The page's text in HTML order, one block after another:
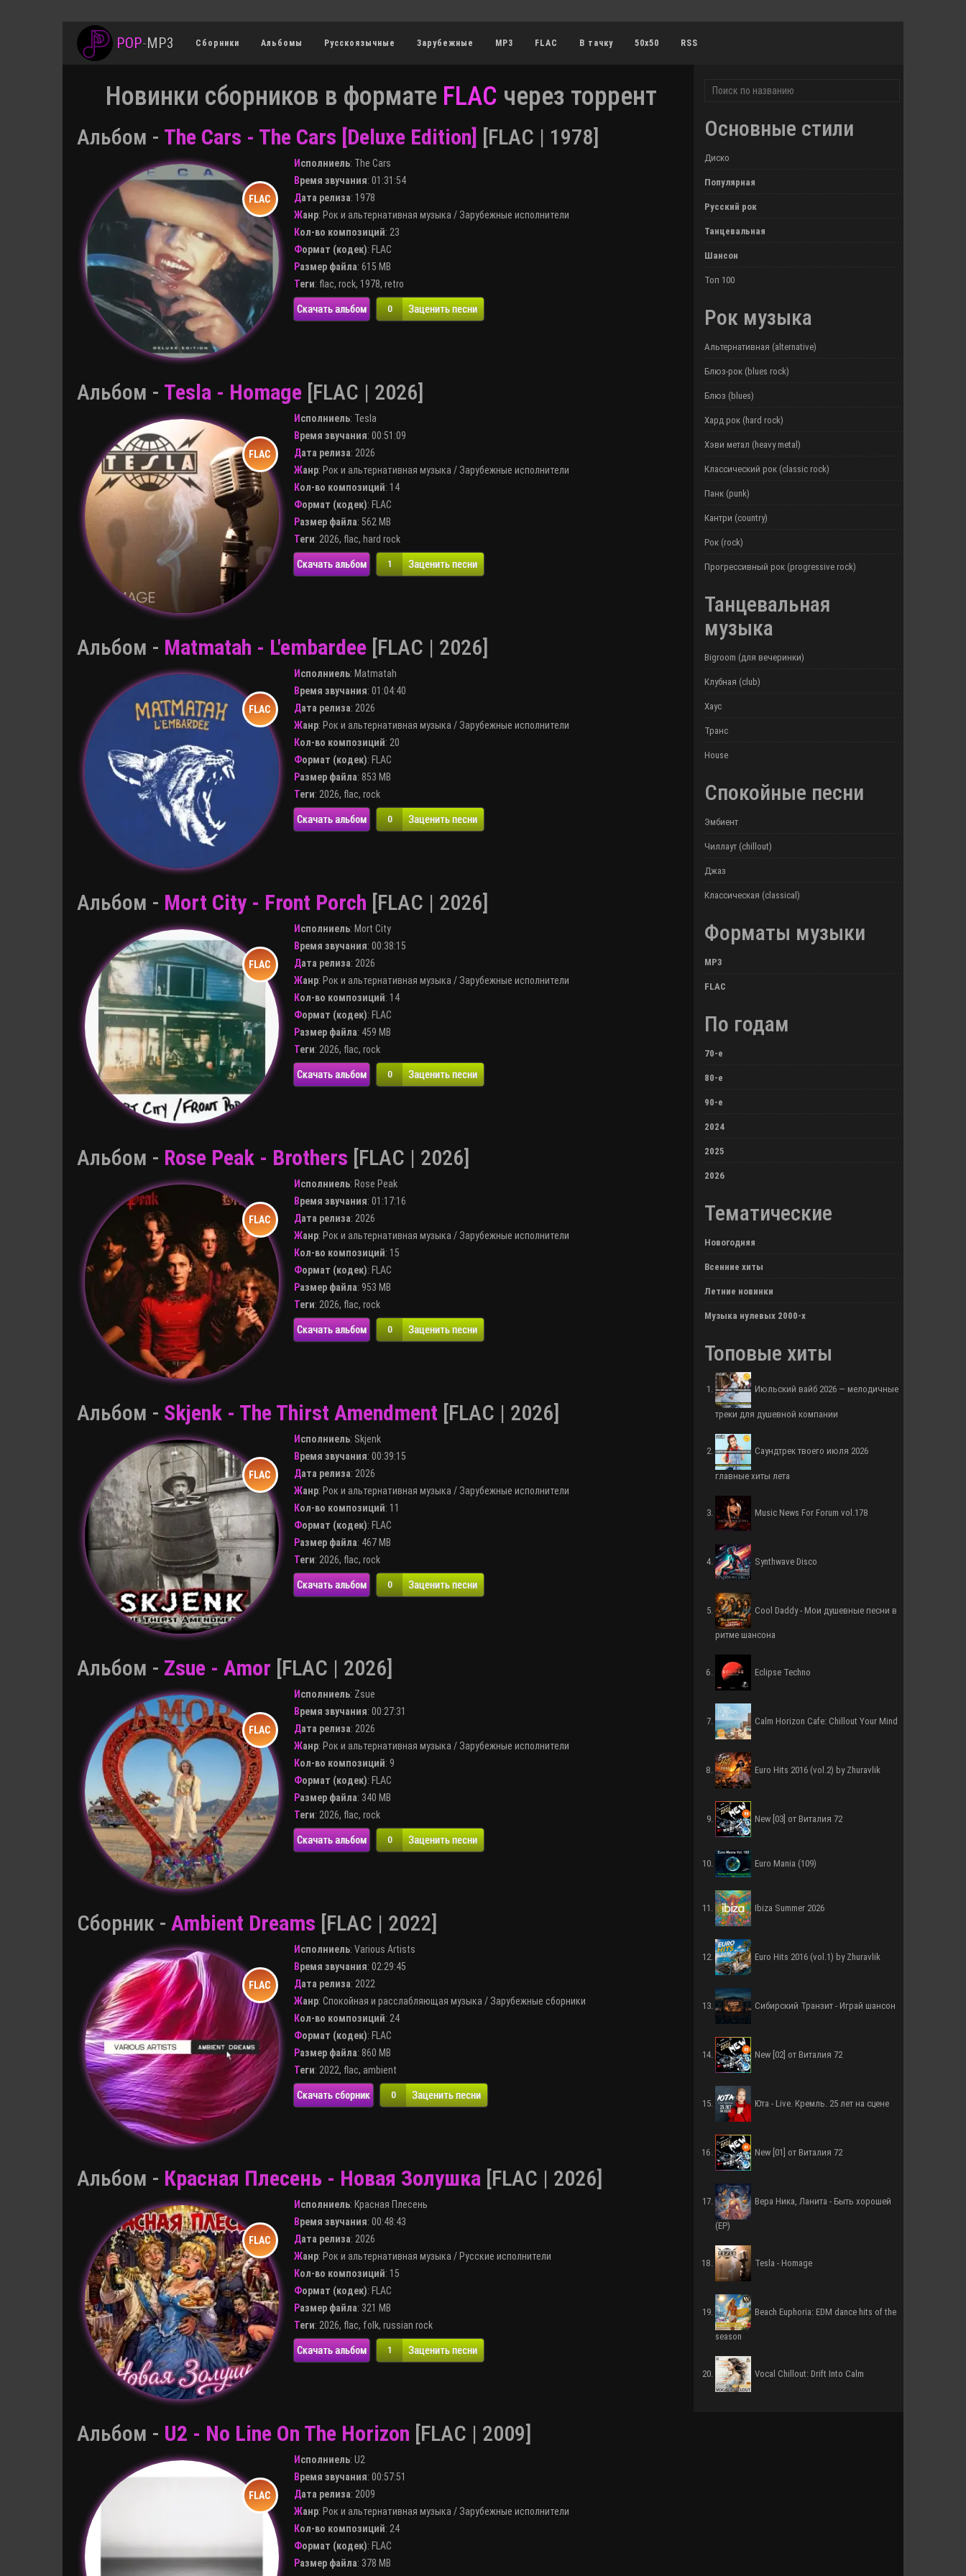
POP-MP3 Сборники Альбомы Русскоязычные Зарубежные MP3 FLAC В тачку 50x50 RSS
Новинки сборников в формате FLAC через торрент
Альбом - The Cars - The Cars [Deluxe Edition] [FLAC | 1978]
Исполниель: The Cars
Время звучания: 01:31:54
Дата релиза: 1978
Жанр: Рок и альтернативная музыка / Зарубежные исполнители
Кол-во композиций: 23
Формат (кодек): FLAC
Размер файла: 615 MB
Теги: flac, rock, 1978, retro
Скачать альбом 0 Заценить песни
Альбом - Tesla - Homage [FLAC | 2026]
Исполниель: Tesla
Время звучания: 00:51:09
Дата релиза: 2026
Жанр: Рок и альтернативная музыка / Зарубежные исполнители
Кол-во композиций: 14
Формат (кодек): FLAC
Размер файла: 562 MB
Теги: 2026, flac, hard rock
Скачать альбом 1 Заценить песни
Альбом - Matmatah - L'embardee [FLAC | 2026]
Исполниель: Matmatah
Время звучания: 01:04:40
Дата релиза: 2026
Жанр: Рок и альтернативная музыка / Зарубежные исполнители
Кол-во композиций: 20
Формат (кодек): FLAC
Размер файла: 853 MB
Теги: 2026, flac, rock
Скачать альбом 0 Заценить песни
Альбом - Mort City - Front Porch [FLAC | 2026]
Исполниель: Mort City
Время звучания: 00:38:15
Дата релиза: 2026
Жанр: Рок и альтернативная музыка / Зарубежные исполнители
Кол-во композиций: 14
Формат (кодек): FLAC
Размер файла: 459 MB
Теги: 2026, flac, rock
Скачать альбом 0 Заценить песни
Альбом - Rose Peak - Brothers [FLAC | 2026]
Исполниель: Rose Peak
Время звучания: 01:17:16
Дата релиза: 2026
Жанр: Рок и альтернативная музыка / Зарубежные исполнители
Кол-во композиций: 15
Формат (кодек): FLAC
Размер файла: 953 MB
Теги: 2026, flac, rock
Скачать альбом 0 Заценить песни
Альбом - Skjenk - The Thirst Amendment [FLAC | 2026]
Исполниель: Skjenk
Время звучания: 00:39:15
Дата релиза: 2026
Жанр: Рок и альтернативная музыка / Зарубежные исполнители
Кол-во композиций: 11
Формат (кодек): FLAC
Размер файла: 467 MB
Теги: 2026, flac, rock
Скачать альбом 0 Заценить песни
Альбом - Zsue - Amor [FLAC | 2026]
Исполниель: Zsue
Время звучания: 00:27:31
Дата релиза: 2026
Жанр: Рок и альтернативная музыка / Зарубежные исполнители
Кол-во композиций: 9
Формат (кодек): FLAC
Размер файла: 340 MB
Теги: 2026, flac, rock
Скачать альбом 0 Заценить песни
Сборник - Ambient Dreams [FLAC | 2022]
Исполниель: Various Artists
Время звучания: 02:29:45
Дата релиза: 2022
Жанр: Спокойная и расслабляющая музыка / Зарубежные сборники
Кол-во композиций: 24
Формат (кодек): FLAC
Размер файла: 860 MB
Теги: 2022, flac, ambient
Скачать сборник 0 Заценить песни
Альбом - Красная Плесень - Новая Золушка [FLAC | 2026]
Исполниель: Красная Плесень
Время звучания: 00:48:43
Дата релиза: 2026
Жанр: Рок и альтернативная музыка / Русские исполнители
Кол-во композиций: 15
Формат (кодек): FLAC
Размер файла: 321 MB
Теги: 2026, flac, folk, russian rock
Скачать альбом 1 Заценить песни
Альбом - U2 - No Line On The Horizon [FLAC | 2009]
Исполниель: U2
Время звучания: 00:57:51
Дата релиза: 2009
Жанр: Рок и альтернативная музыка / Зарубежные исполнители
Кол-во композиций: 24
Формат (кодек): FLAC
Размер файла: 378 MB
Основные стили
Диско
Популярная
Русский рок
Танцевальная
Шансон
Топ 100
Рок музыка
Альтернативная (alternative)
Блюз-рок (blues rock)
Блюз (blues)
Хард рок (hard rock)
Хэви метал (heavy metal)
Классический рок (classic rock)
Панк (punk)
Кантри (country)
Рок (rock)
Прогрессивный рок (progressive rock)
Танцевальная
музыка
Bigroom (для вечеринки)
Клубная (club)
Хаус
Транс
House
Спокойные песни
Эмбиент
Чиллаут (chillout)
Джаз
Классическая (classical)
Форматы музыки
MP3
FLAC
По годам
70-е
80-е
90-е
2024
2025
2026
Тематические
Новогодняя
Всенние хиты
Летние новинки
Музыка нулевых 2000-х
Топовые хиты
Июльский вайб 2026 — мелодичные
треки для душевной компании
Саундтрек твоего июля 2026
главные хиты лета
Music News For Forum vol.178
Synthwave Disco
Cool Daddy - Мои душевные песни в
ритме шансона
Eclipse Techno
Calm Horizon Cafe: Chillout Your Mind
Euro Hits 2016 (vol.2) by Zhuravlik
New [03] от Виталия 72
Euro Mania (109)
Ibiza Summer 2026
Euro Hits 2016 (vol.1) by Zhuravlik
Сибирский Транзит - Играй шансон
New [02] от Виталия 72
Юта - Live. Кремль. 25 лет на сцене
New [01] от Виталия 72
Вера Ника, Ланита - Быть хорошей
(EP)
Tesla - Homage
Beach Euphoria: EDM dance hits of the
season
Vocal Chillout: Drift Into Calm